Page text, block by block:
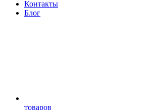
Контакты
Блог
товаров